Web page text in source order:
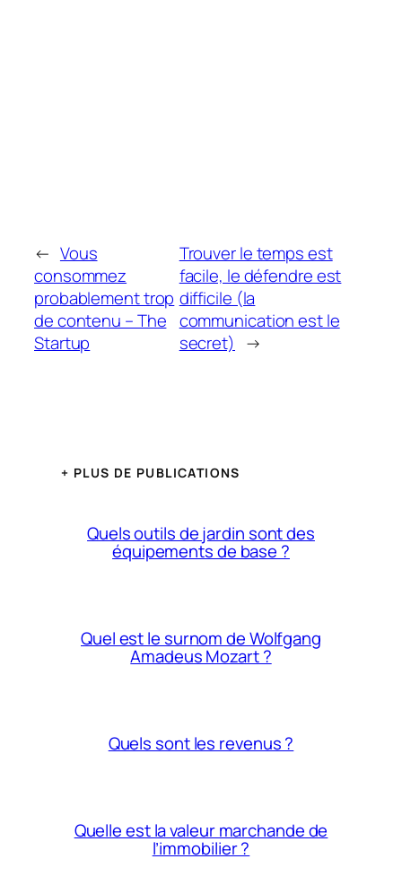
← Vous
consommez
probablement trop
de contenu – The
Startup
Trouver le temps est
facile, le défendre est
difficile (la
communication est le
secret) →
+ PLUS DE PUBLICATIONS
Quels outils de jardin sont des
équipements de base ?
Quel est le surnom de Wolfgang
Amadeus Mozart ?
Quels sont les revenus ?
Quelle est la valeur marchande de
l’immobilier ?